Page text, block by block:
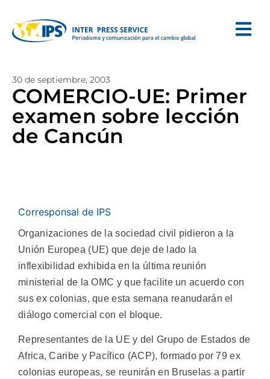
30 de septiembre, 2003
COMERCIO-UE: Primer
examen sobre lección
de Cancún
Corresponsal de IPS
Organizaciones de la sociedad civil pidieron a la
Unión Europea (UE) que deje de lado la
inflexibilidad exhibida en la última reunión
ministerial de la OMC y que facilite un acuerdo con
sus ex colonias, que esta semana reanudarán el
diálogo comercial con el bloque.
Representantes de la UE y del Grupo de Estados de
Africa, Caribe y Pacífico (ACP), formado por 79 ex
colonias europeas, se reunirán en Bruselas a partir